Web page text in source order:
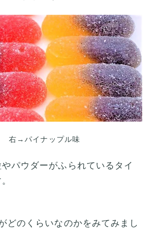
→パイナップル味
パウダーがふられているタイ
どのくらいなのかをみてみまし